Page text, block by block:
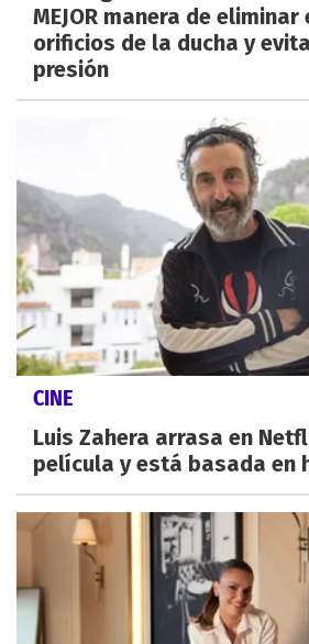
MEJOR manera de
orificios de la ducha y
presión
CINE
Luis Zahera arrasa en
película y está basada en